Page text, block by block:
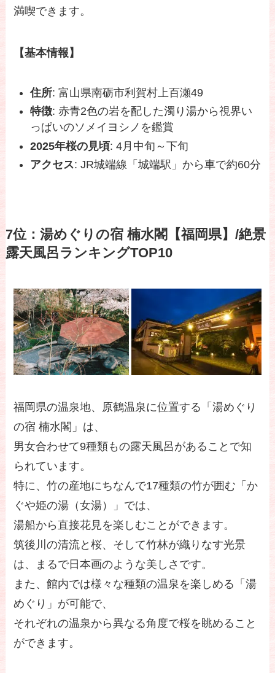
満喫できます。
【基本情報】
住所: 富山県南砺市利賀村上百瀬49
特徴: 赤青2色の岩を配した濁り湯から視界い
っぱいのソメイヨシノを鑑賞
2025年桜の見頃: 4月中旬～下旬
アクセス: JR城端線「城端駅」から車で約60分
7位：湯めぐりの宿 楠水閣【福岡県】/絶景
露天風呂ランキングTOP10
福岡県の温泉地、原鶴温泉に位置する「湯めぐり
の宿 楠水閣」は、
男女合わせて9種類もの露天風呂があることで知
られています。
特に、竹の産地にちなんで17種類の竹が囲む「か
ぐや姫の湯（女湯）」では、
湯船から直接花見を楽しむことができます。
筑後川の清流と桜、そして竹林が織りなす光景
は、まるで日本画のような美しさです。
また、館内では様々な種類の温泉を楽しめる「湯
めぐり」が可能で、
それぞれの温泉から異なる角度で桜を眺めること
ができます。